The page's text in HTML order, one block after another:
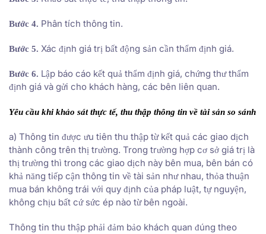
Bước 4. Phân tích thông tin.
Bước 5. Xác định giá trị bất động sản cần thẩm định giá.
Bước 6. Lập báo cáo kết quả thẩm định giá, chứng thư thẩm
định giá và gửi cho khách hàng, các bên liên quan.
Yêu cầu khi khảo sát thực tế, thu thập thông tin về tài sản so sánh
a) Thông tin được ưu tiên thu thập từ kết quả các giao dịch
thành công trên thị trường. Trong trường hợp cơ sở giá trị là
thị trường thì trong các giao dịch này bên mua, bên bán có
khả năng tiếp cận thông tin về tài sản như nhau, thỏa thuận
mua bán không trái với quy định của pháp luật, tự nguyện,
không chịu bất cứ sức ép nào từ bên ngoài.
Thông tin thu thập phải đảm bảo khách quan đúng theo